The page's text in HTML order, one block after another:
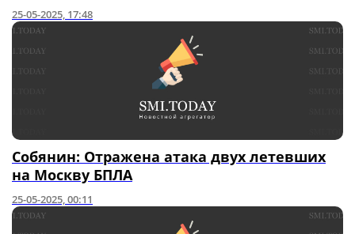
25-05-2025, 17:48
Собянин: Отражена атака двух летевших
на Москву БПЛА
25-05-2025, 00:11